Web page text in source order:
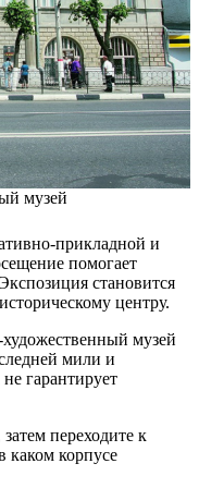
музей
прикладной и
помогает
становится
центру.
музей
мили и
гарантирует
переходите к
каком корпусе